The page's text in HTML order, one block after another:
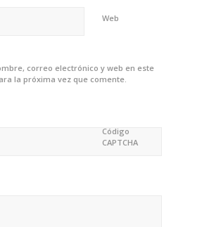
Web
correo electrónico y web en este
la próxima vez que comente.
Código
CAPTCHA